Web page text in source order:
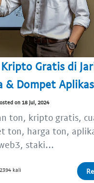
Gratis di
& Dompet
on 18 Jul, 2024
ton, kripto gratis,
ton, harga ton,
staki...
kali